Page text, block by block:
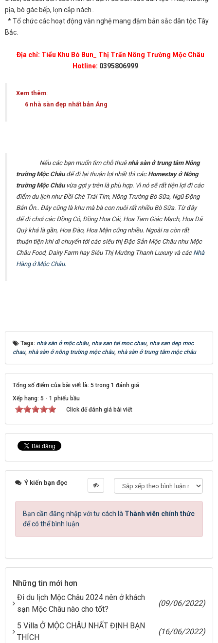
pịa, bò gác bếp, lợn cắp nách..
* Tổ chức các hoạt động văn nghệ mang đậm bản sắc dân tộc Tây
Bắc.
Địa chỉ: Tiểu Khu Bó Bun_ Thị Trấn Nông Trường Mộc Châu
Hotline: 0395806999
Xem thêm:
6 nhà sàn đẹp nhất bản Áng
Nếu các bạn muốn tìm chỗ thuênhà sàn ở trung tâm Nông
trường Mộc Châuđể đi lại thuận lợi nhất thì các Homestay ở Nông
trường Mộc Châuvừa gợi y trên là phù hợp. Vì nó sẽ rất tiện lợi đi các
điểm du lịch như Đồi Chè Trái Tim, Nông Trường Bò Sữa, Ngũ Động
Bản Ôn.. Đây cũng là khu mà bà con nuôi rất nhiều Bò Sữa. Từ đây
để đi chơi các Đồng Cỏ, Đồng Hoa Cải, Hoa Tam Giác Mạch, Hoa Dã
Quỳ khá là gần, Hoa Đào, Hoa Mận cũng nhiều. Ngoài ra còn rất
thuận tiện khi di chuyển tới các siêu thị Đặc Sản Mộc Châu như Mộc
Châu Food, Dairy Farm hay Siêu Thị Mường Thanh Luxury và các Nhà
Hàng ở Mộc Châu.
Tags: nhà sàn ở mộc châu, nha san tai moc chau, nha san dep moc
chau, nhà sàn ở nông trường mộc châu, nhà sàn ở trung tâm mộc châu
Tổng số điểm của bài viết là: 5 trong 1 đánh giá
Xếp hạng: 5 - 1 phiếu bầu
Click để đánh giá bài viết
Ý kiến bạn đọc
Bạn cần đăng nhập với tư cách là Thành viên chính thức
để có thể bình luận
Những tin mới hơn
Đi du lịch Mộc Châu 2024 nên ở khách
sạn Mộc Châu nào cho tốt?
(09/06/2022)
5 Villa Ở MỘC CHÂU NHẤT ĐỊNH BẠN
THÍCH
(16/06/2022)